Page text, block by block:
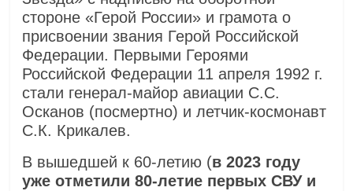
стороне «Герой России» и грамота о
присвоении звания Герой Российской
Федерации. Первыми Героями
Российской Федерации 11 апреля 1992 г.
стали генерал-майор авиации С.С.
Осканов (посмертно) и летчик-космонавт
С.К. Крикалев.
В вышедшей к 60-летию (в 2023 году
уже отметили 80-летие первых СВУ и